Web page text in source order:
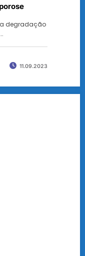
a degradação
11.09.2023